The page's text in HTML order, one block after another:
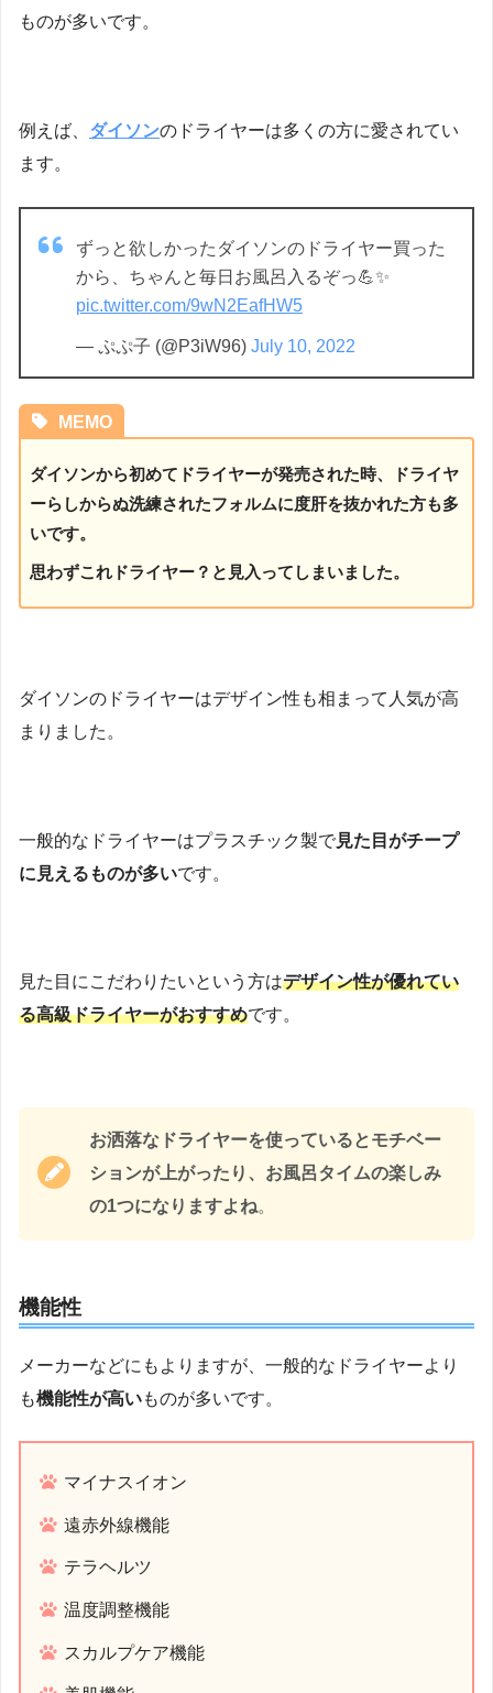
ものが多いです。
例えば、 ダイソンのドライヤーは多くの方に愛されてい
ます。
ずっと欲しかったダイソンのドライヤー買った
から、ちゃんと毎日お風呂入るぞっ💪✨
pic.twitter.com/9wN2EafHW5
— ぷぷ子 (@P3iW96) July 10, 2022
MEMO
ダイソンから初めてドライヤーが発売された時、ドライヤ
ーらしからぬ洗練されたフォルムに度肝を抜かれた方も多
いです。
思わずこれドライヤー？と見入ってしまいました。
ダイソンのドライヤーはデザイン性も相まって人気が高
まりました。
一般的なドライヤーはプラスチック製で見た目がチープ
に見えるものが多いです。
見た目にこだわりたいという方はデザイン性が優れてい
る高級ドライヤーがおすすめです。
お洒落なドライヤーを使っているとモチベー
ションが上がったり、お風呂タイムの楽しみ
の1つになりますよね。
機能性
メーカーなどにもよりますが、一般的なドライヤーより
も機能性が高いものが多いです。
マイナスイオン
遠赤外線機能
テラヘルツ
温度調整機能
スカルプケア機能